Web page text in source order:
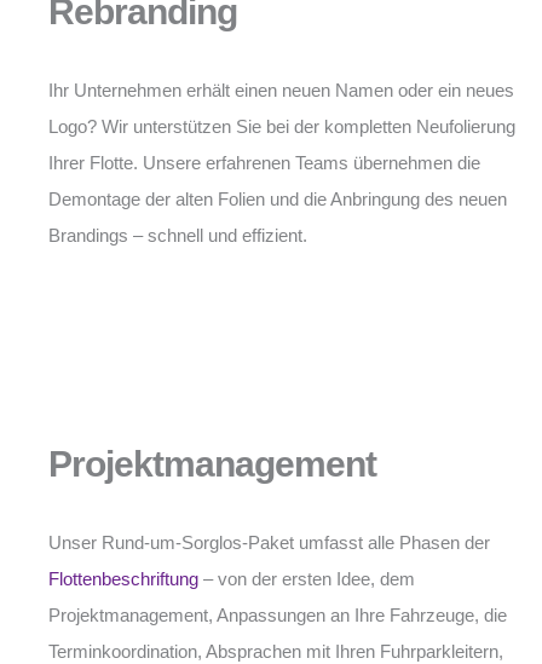
Rebranding
Ihr Unternehmen erhält einen neuen Namen oder ein neues
Logo? Wir unterstützen Sie bei der kompletten Neufolierung
Ihrer Flotte. Unsere erfahrenen Teams übernehmen die
Demontage der alten Folien und die Anbringung des neuen
Brandings – schnell und effizient.
Projektmanagement
Unser Rund-um-Sorglos-Paket umfasst alle Phasen der
Flottenbeschriftung – von der ersten Idee, dem
Projektmanagement, Anpassungen an Ihre Fahrzeuge, die
Terminkoordination, Absprachen mit Ihren Fuhrparkleitern,